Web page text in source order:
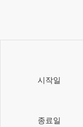
시작일
종료일